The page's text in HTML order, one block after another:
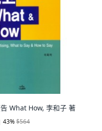
What How, 李和子 著
43%$564